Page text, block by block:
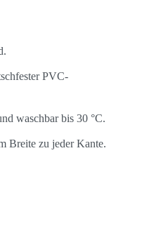
PVC-
waschbar bis 30 °C.
Breite zu jeder Kante.